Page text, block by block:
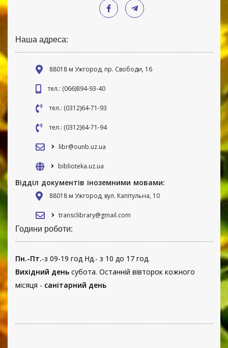
Наша адреса:
88018 м Ужгород, пр. Свободи, 16
тел.: (066)894-93-40
тел.: (0312)64-71-93
тел.: (0312)64-71-94
libr@ounb.uz.ua
biblioteka.uz.ua
Відділ документів іноземними мовами:
88018 м Ужгород, вул. Капітульна, 10
transclibrary@gmail.com
Години роботи:
Пн.-Пт.-з 09-19 год Нд.- з 10 до 17 год.
Вихідний день субота. Останній вівторок кожного
місяця - санітарний день